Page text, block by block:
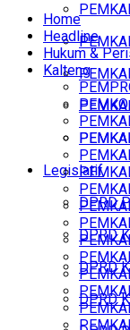
Legislatif
DPRD
DPRD
DPRD
DPRD
Home
Headline
Hukum &
Kalteng